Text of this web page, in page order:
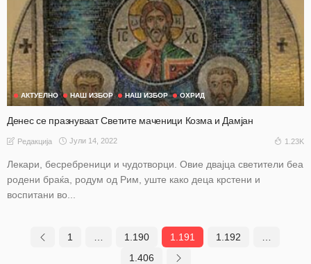
АКТУЕЛНО НАШ ИЗБОР НАШ ИЗБОР ОХРИД
Денес се празнуваат Светите маченици Козма и Дамјан
Редакција Јули 14, 2022 1.23K
Лекари, бесребреници и чудотворци. Овие двајца светители беа
родени браќа, родум од Рим, уште како деца крстени и
воспитани во...
1 1.190 1.191 1.192
1.406